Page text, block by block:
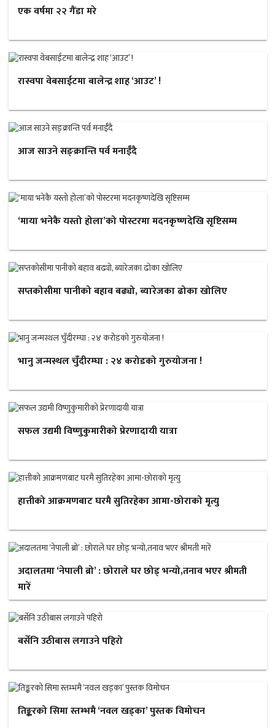
एक वर्षमा २२ गैंडा मरे
रास्वपा वेबसाईटमा बालेन्द्र शाह ‘आउट’ !
आज साउने सङ्क्रान्ति पर्व मनाईँदै
‘माया भनेकै यस्तो होला’को पोस्टरमा मदनकृष्णदेखि सृष्टिसम्म
सप्तकोसीमा पानीको बहाव बढ्यो, ब्यारेजका ढोका खोलिए
भानु जन्मस्थल चुँदीरम्घा : २४ करोडको गुरुयोजना !
सफल उद्यमी विष्णुकुमारीको प्रेरणादायी यात्रा
हात्तीको आक्रमणबाट घरमै सुतिरहेका आमा-छोराको मृत्यु
अदालतमा ‘नेपाली ब्रो’ : छोराले घर छोड् भन्यो,तनाव भएर श्रीमती
मारें
बर्सेनि उठीबास लगाउने पहिरो
तिङ्करको सिमा स्तम्भमै ‘नवल खड्का’ पुस्तक विमोचन